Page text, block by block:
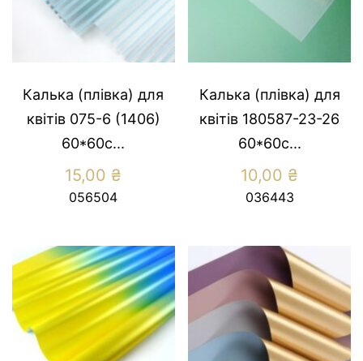
Калька (плівка) для
квітів 075-6 (1406)
60*60с...
15,00 ₴
056504
Калька (плівка) для
квітів 180587-23-26
60*60с...
10,00 ₴
036443